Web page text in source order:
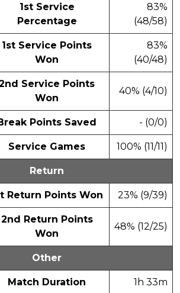
1st Service
Percentage
83%
(48/58)
1st Service Points
Won
83%
(40/48)
Service Points
Won
40% (4/10)
Points Saved - (0/0)
Service Games 100% (11/11)
Return
Return Points Won 23% (9/39)
2nd Return Points
Won
48% (12/25)
Other
Match Duration 1h 33m